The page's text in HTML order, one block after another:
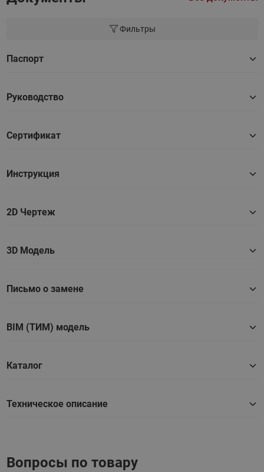
Фильтры
Паспорт
Руководство
Сертификат
Инструкция
2D Чертеж
3D Модель
Письмо о замене
BIM (ТИМ) модель
Каталог
Техническое описание
Вопросы по товару